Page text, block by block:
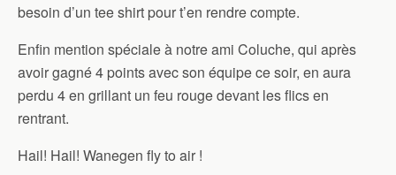
besoin d’un tee shirt pour t’en rendre compte.
Enfin mention spéciale à notre ami Coluche, qui après
avoir gagné 4 points avec son équipe ce soir, en aura
perdu 4 en grillant un feu rouge devant les flics en
rentrant.
Hail! Hail! Wanegen fly to air !